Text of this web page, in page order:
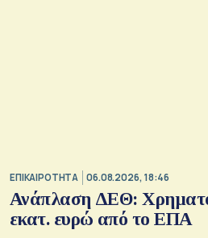
ΕΠΙΚΑΙΡΟΤΗΤΑ 06.08.2026, 18:46
Ανάπλαση ΔΕΘ:
εκατ. ευρώ από το ΕΠΑ